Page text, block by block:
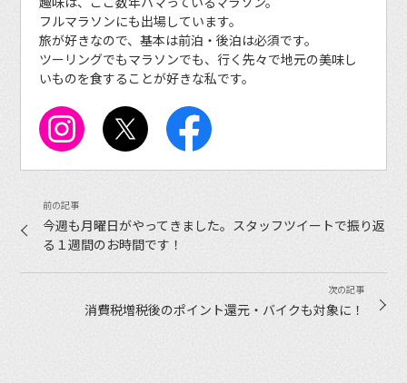
フルマラソンにも出場しています。
旅が好きなので、基本は前泊・後泊は必須です。
ツーリングでもマラソンでも、行く先々で地元の美味し
いものを食することが好きな私です。
今週も月曜日がやってきました。スタッフツイートで振り返
る１週間のお時間です！
消費税増税後のポイント還元・バイクも対象に！